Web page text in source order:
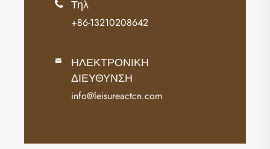
 Τηλ
+86-13210208642

ΗΛΕΚΤΡΟΝΙΚΗ
ΔΙΕΥΘΥΝΣΗ
info@leisureactcn.com